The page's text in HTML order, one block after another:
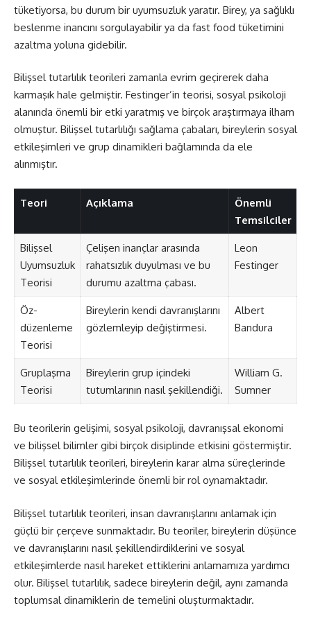
tüketiyorsa, bu durum bir uyumsuzluk yaratır. Birey, ya sağlıklı
beslenme inancını sorgulayabilir ya da fast food tüketimini
azaltma yoluna gidebilir.
Bilişsel tutarlılık teorileri zamanla evrim geçirerek daha
karmaşık hale gelmiştir. Festinger’in teorisi, sosyal psikoloji
alanında önemli bir etki yaratmış ve birçok araştırmaya ilham
olmuştur. Bilişsel tutarlılığı sağlama çabaları, bireylerin sosyal
etkileşimleri ve grup dinamikleri bağlamında da ele
alınmıştır.
Teori Açıklama
Önemli
Temsilciler
Bilişsel
Uyumsuzluk
Teorisi
Çelişen inançlar arasında
rahatsızlık duyulması ve bu
durumu azaltma çabası.
Leon
Festinger
Öz-
düzenleme
Teorisi
Bireylerin kendi davranışlarını
gözlemleyip değiştirmesi.
Albert
Bandura
Gruplaşma
Teorisi
Bireylerin grup içindeki
tutumlarının nasıl şekillendiği.
William G.
Sumner
Bu teorilerin gelişimi, sosyal psikoloji, davranışsal ekonomi
ve bilişsel bilimler gibi birçok disiplinde etkisini göstermiştir.
Bilişsel tutarlılık teorileri, bireylerin karar alma süreçlerinde
ve sosyal etkileşimlerinde önemli bir rol oynamaktadır.
Bilişsel tutarlılık teorileri, insan davranışlarını anlamak için
güçlü bir çerçeve sunmaktadır. Bu teoriler, bireylerin düşünce
ve davranışlarını nasıl şekillendirdiklerini ve sosyal
etkileşimlerde nasıl hareket ettiklerini anlamamıza yardımcı
olur. Bilişsel tutarlılık, sadece bireylerin değil, aynı zamanda
toplumsal dinamiklerin de temelini oluşturmaktadır.